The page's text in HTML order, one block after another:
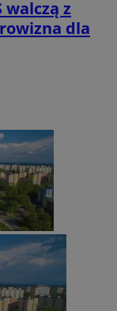
walczą z
dla